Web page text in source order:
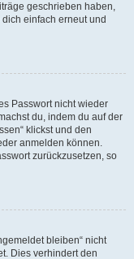
geschrieben haben,
einfach erneut und
Passwort nicht wieder
du, indem du auf der
klickst und den
anmelden können.
zurückzusetzen, so
bleiben“ nicht
Dies verhindert den